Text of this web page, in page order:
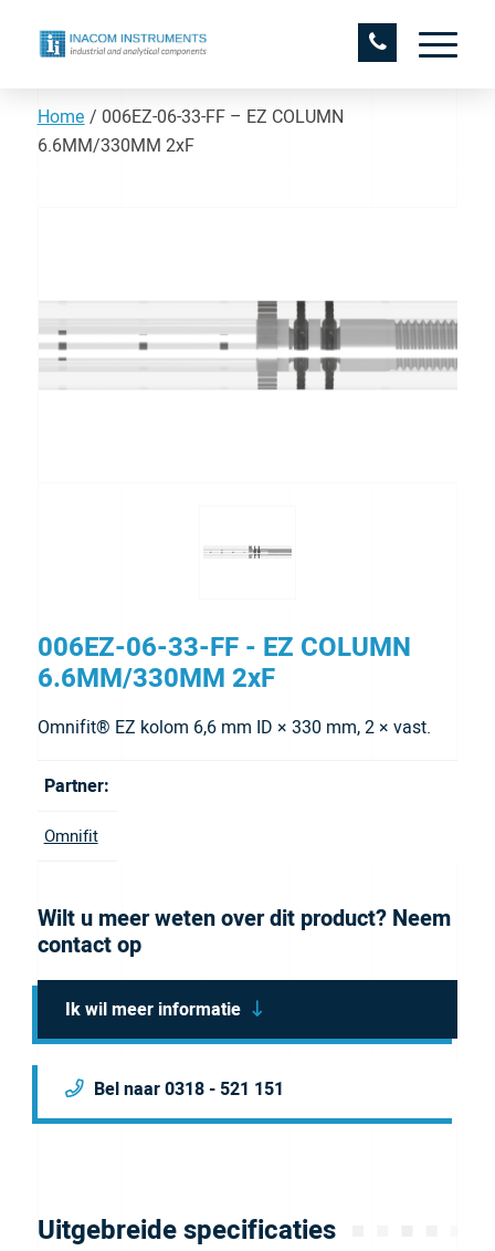
Home / 006EZ-06-33-FF – EZ COLUMN
6.6MM/330MM 2xF
006EZ-06-33-FF - EZ COLUMN
6.6MM/330MM 2xF
Omnifit® EZ kolom 6,6 mm ID × 330 mm, 2 × vast.
Partner:
Omnifit
Wilt u meer weten over dit product? Neem
contact op
Ik wil meer informatie
Bel naar 0318 - 521 151
Uitgebreide specificaties